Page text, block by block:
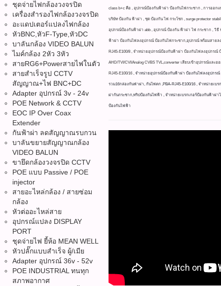
ชุดจ่ายไฟกล้องวงจรปิด
เครื่องสำรองไฟกล้องวงจรปิด
อะแดปเตอร์แปลงไฟกล้อง
หัวBNC,หัวF-Type,หัวDC
บาลันกล้อง VIDEO BALUN
ไมค์กล้อง 2หัว 3หัว
สายRG6+Powerสายไฟในตัว
สายสำเร็จรูป CCTV
สัญญาณ+ไฟ BNC+DC
Adapter อุปกรณ์ 3v - 24v
POE Network & CCTV
EOC IP Over Coax
Extender
กันฟ้าผ่า ลดสัญญาณรบกวน
บาลันขยายสัญญาณกล้อง
VIDEO BALUN
ขายึดกล้องวงจรปิด CCTV
POE แบบ Passive / POE
injector
สายอะไหล่กล้อง / สายซ่อม
กล้อง
หัวต่ออะไหล่สาย
อุปกรณ์แปลง DISPLAY
PORT
ชุดจ่ายไฟ ยี้ห้อ MEAN WELL
หัวปลั๊กแบบสำเร็จ ผู้/เมีย
Adapter อุปกรณ์ 36v - 52v
POE INDUSTRIAL ทนทุก
สภาพอากาศ
class b+c คือ , อุปกรณ์ป้องกันฟ้าผ่า ป้องกันไฟกระชาก , การออกแบ
บริษัท ป้องกัน ฟ้าผ่า , ชุด ป้องกัน ไฟ กระโชก , surge protector
อุปกรณ์ป้องกันฟ้าผ่า abb , อุปกรณ์ ป้องกัน ฟ้าผ่า ไฟ กระชาก , วิ
ฟ้าผ่า ป้องกันไฟลงอุปกรณ์ ป้องกันไฟกระชาก,อุปกรณ์ พร้อมสายลง
RJ45-E100/8 , จำหน่ายอุปกรณ์ป้องกันฟ้าผ่า ป้องกันไฟลงอุปกรณ์
AHD/TVI/CVI/Analog CVBS TVL,converter เสียบเข้าอุปกรณ์และ
RJ45-E100/16 , จำหน่ายอุปกรณ์ป้องกันฟ้าผ่า ป้องกันไฟลงอุปกรณ์ ป้
รวม16กล่องกันฟ่าผ่า, กันไฟตก ,PBA-RJ45-E100/16, จำหน่ายเบร
ผ่ากันกระชาก,ทริปป้องกันไฟฟ้า , จำหน่ายเบรกเกอร์ป้องกันฟ้าผ่าไ
ป้องกันไฟฟ้า